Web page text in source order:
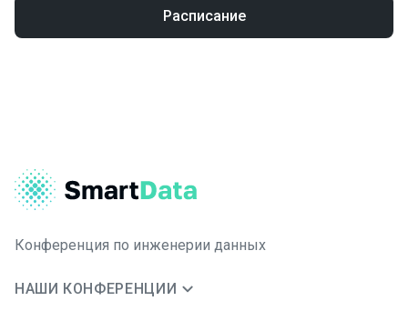
Расписание
Конференция по инженерии данных
НАШИ КОНФЕРЕНЦИИ